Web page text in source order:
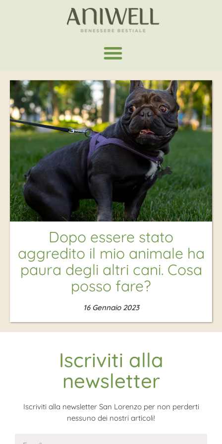
Dopo essere stato
aggredito il mio animale ha
paura degli altri cani. Cosa
posso fare?
16 Gennaio 2023
Iscriviti alla
newsletter
Iscriviti alla newsletter San Lorenzo per non perderti
nessuno dei nostri articoli!